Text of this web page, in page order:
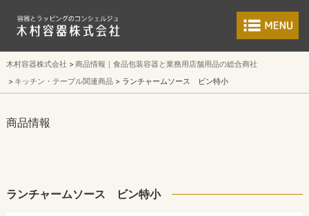
食品包装容器と
木村容器株式会社
商品情報｜食品包装容器と業務用店舗用品の総合商社
キッチン・テーブル関連商品
ランチャームソース ビン特小
商品情報
ランチャームソース ビン特小